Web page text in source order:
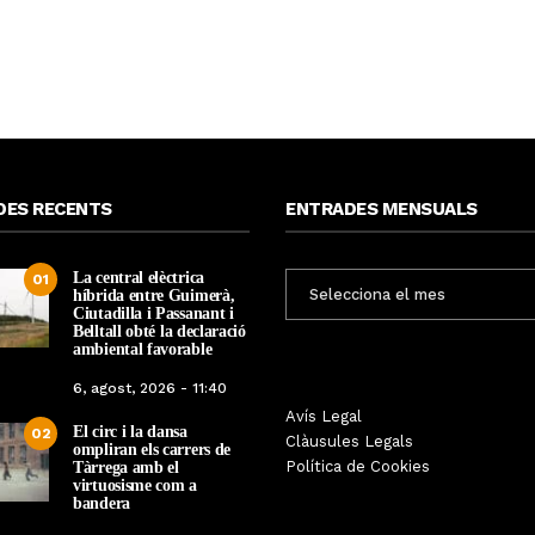
RECENTS
01
La central elèctrica
híbrida entre Guimerà,
Ciutadilla i Passanant i
Belltall obté la declaració
ambiental favorable
6, agost, 2026 - 11:40
02
El circ i la dansa
ompliran els carrers de
Tàrrega amb el
virtuosisme com a
bandera
ENTRADES MENSUALS
MENSUALS
Avís Legal
Clàusules Legals
Política de Cookies
Les Gastrosàvies protagonitzen
una gran trobada al Món Sant
Benet que referma el valor de la
cuina tradicional
protagonista de la
Cinema Espiritual de